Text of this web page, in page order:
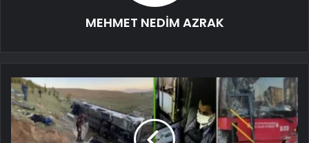
MEHMET NEDİM AZRAK